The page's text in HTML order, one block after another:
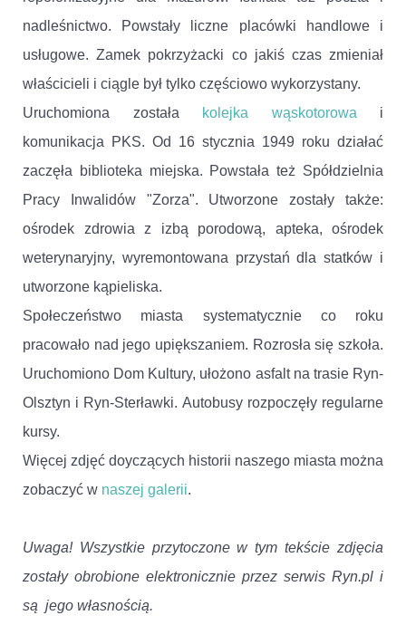
nadleśnictwo. Powstały liczne placówki handlowe i
usługowe. Zamek pokrzyżacki co jakiś czas zmieniał
właścicieli i ciągle był tylko częściowo wykorzystany.
Uruchomiona została
kolejka wąskotorowa i
komunikacja PKS. Od 16 stycznia 1949 roku działać
zaczęła biblioteka miejska. Powstała też Spółdzielnia
Pracy Inwalidów "Zorza". Utworzone zostały także:
ośrodek zdrowia z izbą porodową, apteka, ośrodek
weterynaryjny, wyremontowana przystań dla statków i
utworzone kąpieliska.
Społeczeństwo miasta systematycznie co roku
pracowało nad jego upiększaniem. Rozrosła się szkoła.
Uruchomiono Dom Kultury, ułożono asfalt na trasie Ryn-
Olsztyn i Ryn-Sterławki. Autobusy rozpoczęły regularne
kursy.
Więcej zdjęć doyczących historii naszego miasta można
zobaczyć w naszej galerii.
Uwaga! Wszystkie przytoczone w tym tekście zdjęcia
zostały obrobione elektronicznie przez serwis Ryn.pl i
są jego własnością.